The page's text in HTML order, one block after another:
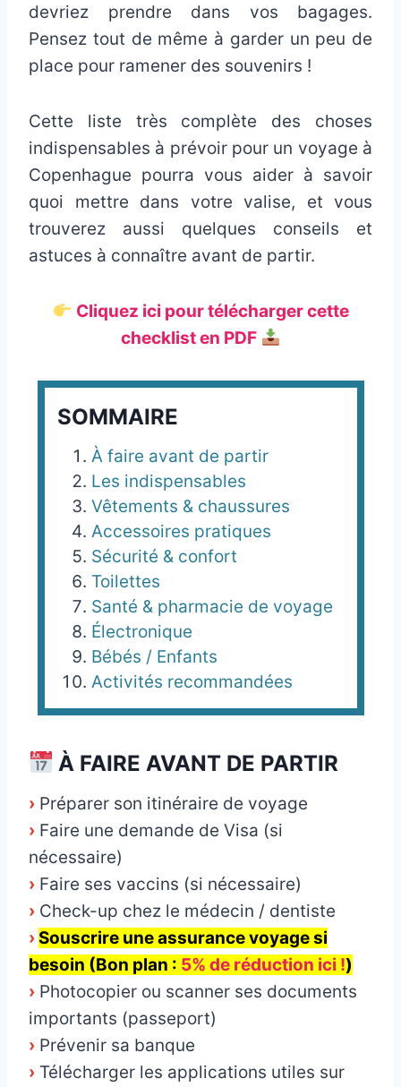
devriez prendre dans vos bagages.
Pensez tout de même à garder un peu de
place pour ramener des souvenirs !
Cette liste très complète des choses
indispensables à prévoir pour un voyage à
Copenhague pourra vous aider à savoir
quoi mettre dans votre valise, et vous
trouverez aussi quelques conseils et
astuces à connaître avant de partir.
Cliquez ici pour télécharger cette
checklist en PDF
SOMMAIRE
À faire avant de partir
Les indispensables
Vêtements & chaussures
Accessoires pratiques
Sécurité & confort
Toilettes
Santé & pharmacie de voyage
Électronique
Bébés / Enfants
Activités recommandées
À FAIRE AVANT DE PARTIR
› Préparer son itinéraire de voyage
› Faire une demande de Visa (si
nécessaire)
› Faire ses vaccins (si nécessaire)
› Check-up chez le médecin / dentiste
› Souscrire une assurance voyage si
besoin (Bon plan : 5% de réduction ici !)
› Photocopier ou scanner ses documents
importants (passeport)
› Prévenir sa banque
› Télécharger les applications utiles sur